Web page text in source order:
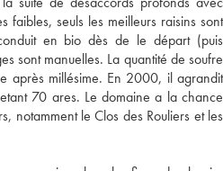
faibles, seuls les meilleurs raisins sont
en bio dès de le départ (puis
sont manuelles. La quantité de soufre
après millésime. En 2000, il agrandit
70 ares. Le domaine a la chance
notamment le Clos des Rouliers et les